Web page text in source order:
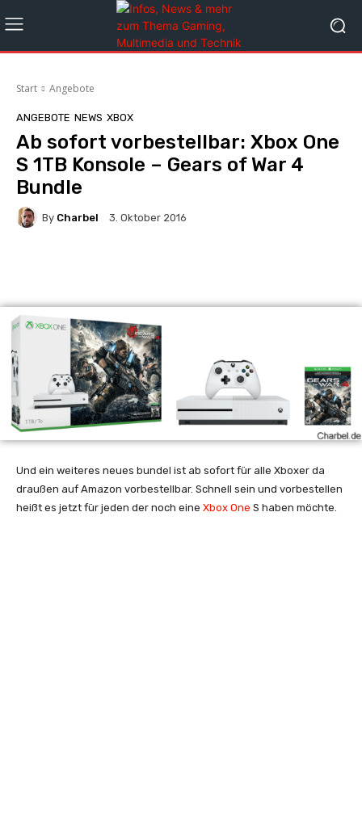
Start Angebote
ANGEBOTE NEWS XBOX
Ab sofort vorbestellbar: Xbox One
S 1TB Konsole – Gears of War 4
Bundle
By Charbel 3. Oktober 2016
Und ein weiteres neues bundel ist ab sofort für alle Xboxer da
draußen auf Amazon vorbestellbar. Schnell sein und vorbestellen
heißt es jetzt für jeden der noch eine Xbox One S haben möchte.